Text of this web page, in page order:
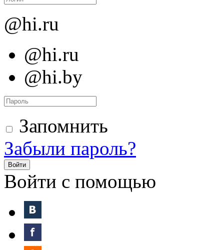
@hi.ru
@hi.ru
@hi.by
Запомнить
Забыли пароль?
Войти
Войти с помощью